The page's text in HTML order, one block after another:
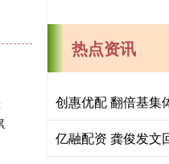
热点资讯
亿融配资 龚俊发文